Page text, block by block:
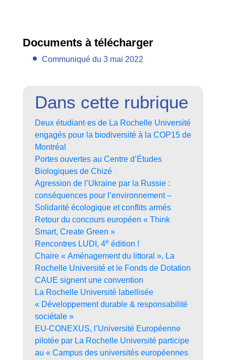
Documents à télécharger
Communiqué du 3 mai 2022
Dans cette rubrique
Deux étudiant·es de La Rochelle Université
engagés pour la biodiversité à la COP15 de
Montréal
Portes ouvertes au Centre d’Études
Biologiques de Chizé
Agression de l’Ukraine par la Russie :
conséquences pour l’environnement –
Solidarité écologique et conflits armés
Retour du concours européen « Think
Smart, Create Green »
Rencontres LUDI, 4e édition !
Chaire « Aménagement du littoral », La
Rochelle Université et le Fonds de Dotation
CAUE signent une convention
La Rochelle Université labellisée
« Développement durable & responsabilité
sociétale »
EU-CONEXUS, l’Université Européenne
pilotée par La Rochelle Université participe
au « Campus des universités européennes